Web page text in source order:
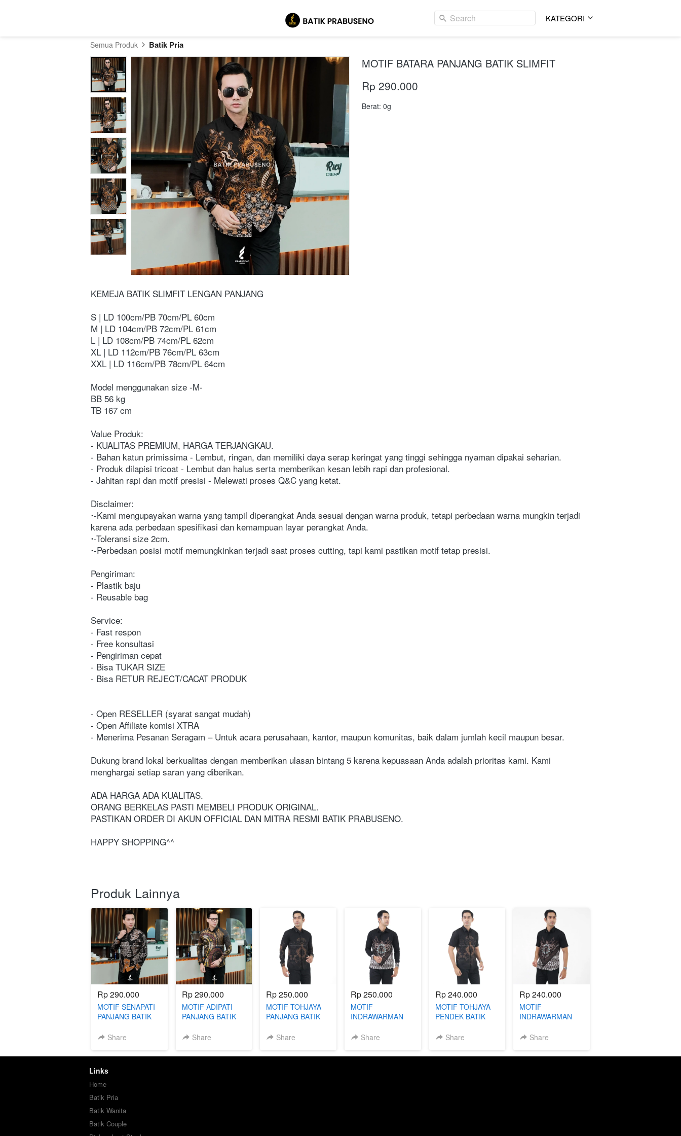
Search KATEGORI
Search KATEGORI
Semua Produk Batik Pria
MOTIF BATARA PANJANG BATIK SLIMFIT
Rp 290.000
Berat: 0g
KEMEJA BATIK SLIMFIT LENGAN PANJANG
S | LD 100cm/PB 70cm/PL 60cm
M | LD 104cm/PB 72cm/PL 61cm
L | LD 108cm/PB 74cm/PL 62cm
XL | LD 112cm/PB 76cm/PL 63cm
XXL | LD 116cm/PB 78cm/PL 64cm
Model menggunakan size -M-
BB 56 kg
TB 167 cm
Value Produk:
- KUALITAS PREMIUM, HARGA TERJANGKAU.
- Bahan katun primissima - Lembut, ringan, dan memiliki daya serap keringat yang tinggi sehingga nyaman dipakai seharian.
- Produk dilapisi tricoat - Lembut dan halus serta memberikan kesan lebih rapi dan profesional.
- Jahitan rapi dan motif presisi - Melewati proses Q&C yang ketat.
Disclaimer:
-Kami mengupayakan warna yang tampil diperangkat Anda sesuai dengan warna produk, tetapi perbedaan warna mungkin terjadi
karena ada perbedaan spesifikasi dan kemampuan layar perangkat Anda.
-Toleransi size 2cm.
-Perbedaan posisi motif memungkinkan terjadi saat proses cutting, tapi kami pastikan motif tetap presisi.
Pengiriman:
- Plastik baju
- Reusable bag
Service:
- Fast respon
- Free konsultasi
- Pengiriman cepat
- Bisa TUKAR SIZE
- Bisa RETUR REJECT/CACAT PRODUK
- Open RESELLER (syarat sangat mudah)
- Open Affiliate komisi XTRA
- Menerima Pesanan Seragam – Untuk acara perusahaan, kantor, maupun komunitas, baik dalam jumlah kecil maupun besar.
Dukung brand lokal berkualitas dengan memberikan ulasan bintang 5 karena kepuasaan Anda adalah prioritas kami. Kami
menghargai setiap saran yang diberikan.
ADA HARGA ADA KUALITAS.
ORANG BERKELAS PASTI MEMBELI PRODUK ORIGINAL.
PASTIKAN ORDER DI AKUN OFFICIAL DAN MITRA RESMI BATIK PRABUSENO.
HAPPY SHOPPING^^
Produk Lainnya
Rp 290.000
MOTIF SENAPATI
PANJANG BATIK
Share
Rp 290.000
MOTIF ADIPATI
PANJANG BATIK
Share
Rp 250.000
MOTIF TOHJAYA
PANJANG BATIK
Share
Rp 250.000
MOTIF
INDRAWARMAN
SLIMFIT
Share
Rp 240.000
MOTIF TOHJAYA
PENDEK BATIK
Share
Rp 240.000
MOTIF
INDRAWARMAN
SLIMFIT
Share
Links
Home
Batik Pria
Batik Wanita
Batik Couple